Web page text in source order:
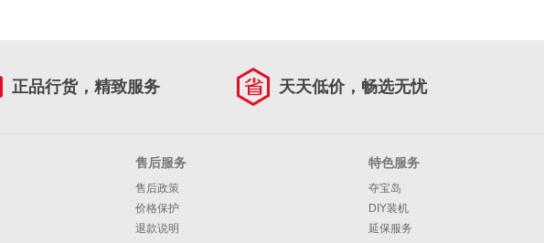
正品行货，精致服务 天天低价，畅选无忧
售后服务
售后政策
价格保护
退款说明
特色服务
夺宝岛
DIY装机
延保服务